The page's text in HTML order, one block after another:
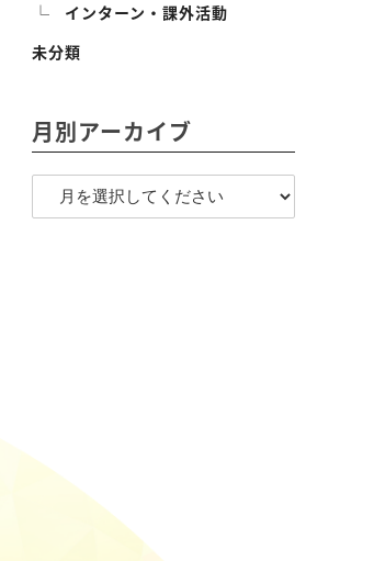
インターン・課外活動
未分類
月別アーカイブ